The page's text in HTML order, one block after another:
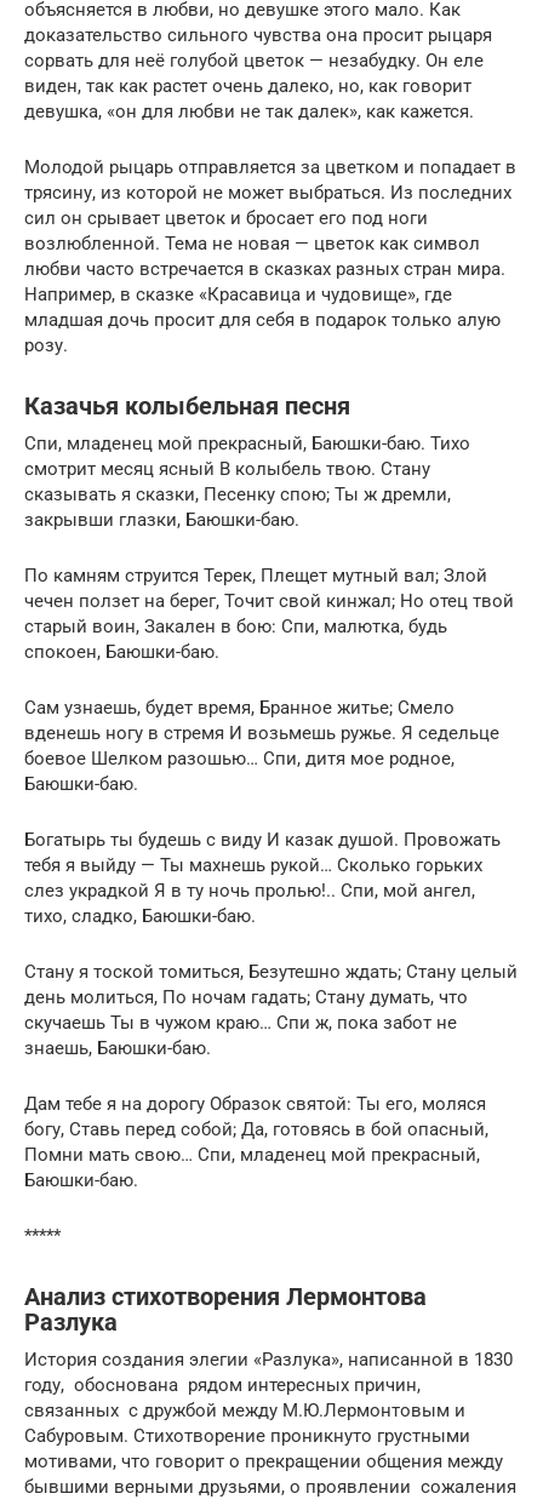
объясняется в любви, но девушке этого мало. Как
доказательство сильного чувства она просит рыцаря
сорвать для неё голубой цветок — незабудку. Он еле
виден, так как растет очень далеко, но, как говорит
девушка, «он для любви не так далек», как кажется.
Молодой рыцарь отправляется за цветком и попадает в
трясину, из которой не может выбраться. Из последних
сил он срывает цветок и бросает его под ноги
возлюбленной. Тема не новая — цветок как символ
любви часто встречается в сказках разных стран мира.
Например, в сказке «Красавица и чудовище», где
младшая дочь просит для себя в подарок только алую
розу.
Казачья колыбельная песня
Спи, младенец мой прекрасный, Баюшки-баю. Тихо
смотрит месяц ясный В колыбель твою. Стану
сказывать я сказки, Песенку спою; Ты ж дремли,
закрывши глазки, Баюшки-баю.
По камням струится Терек, Плещет мутный вал; Злой
чечен ползет на берег, Точит свой кинжал; Но отец твой
старый воин, Закален в бою: Спи, малютка, будь
спокоен, Баюшки-баю.
Сам узнаешь, будет время, Бранное житье; Смело
вденешь ногу в стремя И возьмешь ружье. Я седельце
боевое Шелком разошью… Спи, дитя мое родное,
Баюшки-баю.
Богатырь ты будешь с виду И казак душой. Провожать
тебя я выйду — Ты махнешь рукой… Сколько горьких
слез украдкой Я в ту ночь пролью!.. Спи, мой ангел,
тихо, сладко, Баюшки-баю.
Стану я тоской томиться, Безутешно ждать; Стану целый
день молиться, По ночам гадать; Стану думать, что
скучаешь Ты в чужом краю… Спи ж, пока забот не
знаешь, Баюшки-баю.
Дам тебе я на дорогу Образок святой: Ты его, моляся
богу, Ставь перед собой; Да, готовясь в бой опасный,
Помни мать свою… Спи, младенец мой прекрасный,
Баюшки-баю.
*****
Анализ стихотворения Лермонтова
Разлука
История создания элегии «Разлука», написанной в 1830
году, обоснована рядом интересных причин,
связанных с дружбой между М.Ю.Лермонтовым и
Сабуровым. Стихотворение проникнуто грустными
мотивами, что говорит о прекращении общения между
бывшими верными друзьями, о проявлении сожаления